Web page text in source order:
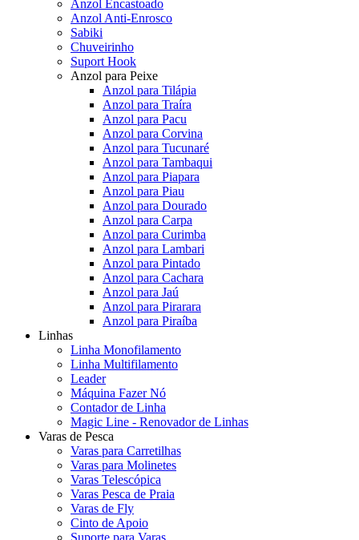
Anzol Encastoado
Anzol Anti-Enrosco
Sabiki
Chuveirinho
Suport Hook
Anzol para Peixe
Anzol para Tilápia
Anzol para Traíra
Anzol para Pacu
Anzol para Corvina
Anzol para Tucunaré
Anzol para Tambaqui
Anzol para Piapara
Anzol para Piau
Anzol para Dourado
Anzol para Carpa
Anzol para Curimba
Anzol para Lambari
Anzol para Pintado
Anzol para Cachara
Anzol para Jaú
Anzol para Pirarara
Anzol para Piraíba
Linhas
Linha Monofilamento
Linha Multifilamento
Leader
Máquina Fazer Nó
Contador de Linha
Magic Line - Renovador de Linhas
Varas de Pesca
Varas para Carretilhas
Varas para Molinetes
Varas Telescópica
Varas Pesca de Praia
Varas de Fly
Cinto de Apoio
Suporte para Varas